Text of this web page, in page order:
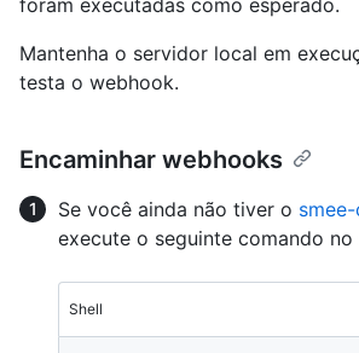
Mantenha o servidor local em
testa o webhook.
Encaminhar webhooks
Se você ainda não tiver o
execute o seguinte comando no
Shell